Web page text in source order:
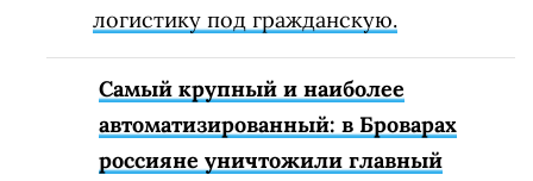
логистику под гражданскую.
Самый крупный и наиболее
автоматизированный: в Броварах
россияне уничтожили главный